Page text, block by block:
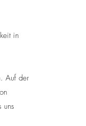
in
Auf der
uns